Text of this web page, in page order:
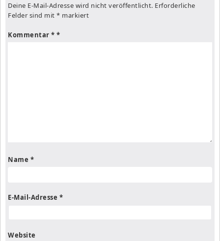
Deine E-Mail-Adresse wird nicht veröffentlicht. Erforderliche
Felder sind mit * markiert
Kommentar *
Name *
E-Mail-Adresse *
Website